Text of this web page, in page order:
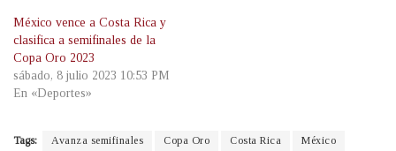
México vence a Costa Rica y
clasifica a semifinales de la
Copa Oro 2023
sábado, 8 julio 2023 10:53 PM
En «Deportes»
Tags: Avanza semifinales Copa Oro Costa Rica México